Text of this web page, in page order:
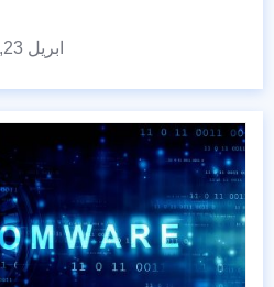
ابريل 23, 2025